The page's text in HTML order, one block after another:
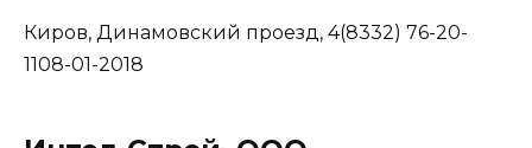
Киров, Динамовский проезд, 4(8332) 76-20-
1108-01-2018